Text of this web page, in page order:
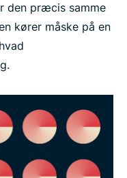
den præcis samme
kører måske på en